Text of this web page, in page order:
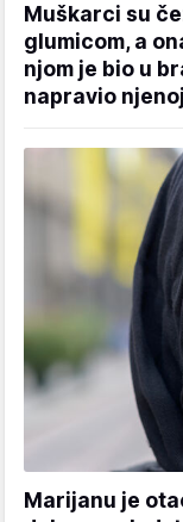
Muškarci su
glumicom, a
njom je bio u
napravio
Marijanu je